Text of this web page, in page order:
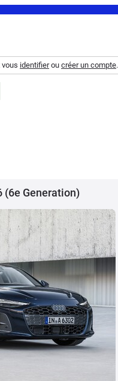
vous identifierou créer un compte.
(6e Generation)